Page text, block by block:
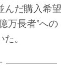
んだ購入希望
万長者”への
。